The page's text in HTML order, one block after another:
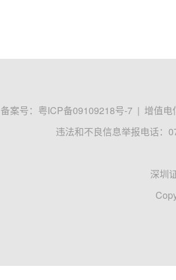
备案号： 粤ICP备09109218号-7 | 增值电
违法和不良信息举报电话：
深圳